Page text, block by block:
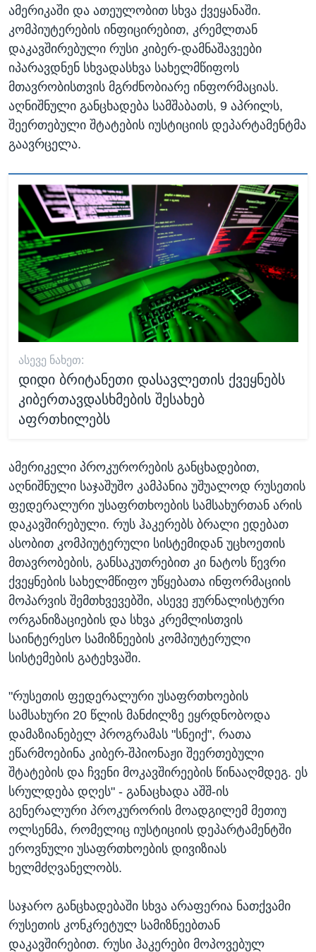
ამერიკაში და ათეულობით სხვა ქვეყანაში.
კომპიუტერების ინფიცირებით, კრემლთან
დაკავშირებული რუსი კიბერ-დამნაშავეები
იპარავდნენ სხვადასხვა სახელმწიფოს
მთავრობისთვის მგრძნობიარე ინფორმაციას.
აღნიშნული განცხადება სამშაბათს, 9 აპრილს,
შეერთებული შტატების იუსტიციის დეპარტამენტმა
გაავრცელა.
ᲐᲡᲔᲕᲔ ᲜᲐᲮᲔᲗ:
დიდი ბრიტანეთი დასავლეთის ქვეყნებს
კიბერთავდასხმების შესახებ
აფრთხილებს
ამერიკელი პროკურორების განცხადებით,
აღნიშნული საჯაშუშო კამპანია უშუალოდ რუსეთის
ფედერალური უსაფრთხოების სამსახურთან არის
დაკავშირებული. რუს ჰაკერებს ბრალი ედებათ
ასობით კომპიუტერული სისტემიდან უცხოეთის
მთავრობების, განსაკუთრებით კი ნატოს წევრი
ქვეყნების სახელმწიფო უწყებათა ინფორმაციის
მოპარვის შემთხვევებში, ასევე ჟურნალისტური
ორგანიზაციების და სხვა კრემლისთვის
საინტერესო სამიზნეების კომპიუტერული
სისტემების გატეხვაში.
"რუსეთის ფედერალური უსაფრთხოების
სამსახური 20 წლის მანძილზე ეყრდნობოდა
დამაზიანებელ პროგრამას "სნეიქ", რათა
ეწარმოებინა კიბერ-შპიონაჟი შეერთებული
შტატების და ჩვენი მოკავშირეების წინააღმდეგ. ეს
სრულდება დღეს" - განაცხადა აშშ-ის
გენერალური პროკურორის მოადგილემ მეთიუ
ოლსენმა, რომელიც იუსტიციის დეპარტამენტში
ეროვნული უსაფრთხოების დივიზიას
ხელმძღვანელობს.
საჯარო განცხადებაში სხვა არაფერია ნათქვამი
რუსეთის კონკრეტულ სამიზნეებთან
დაკავშირებით. რუსი ჰაკერები მოპოვებულ